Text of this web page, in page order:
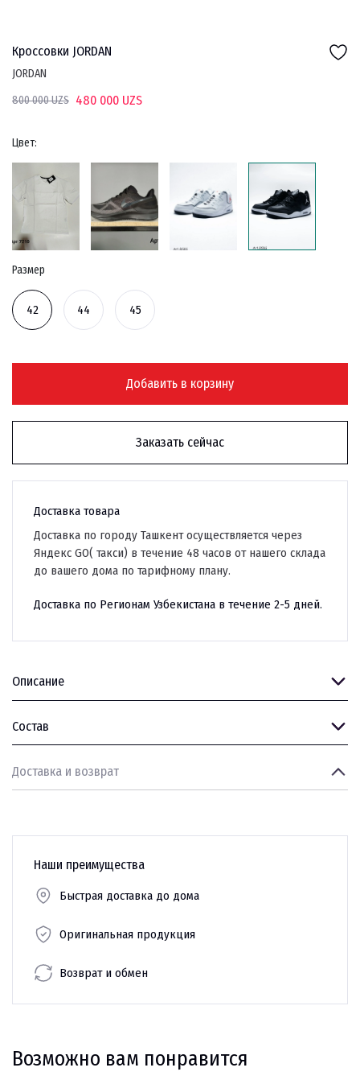
Кроссовки JORDAN
JORDAN
800 000 UZS 480 000 UZS
Цвет:
Размер
42 44 45
Добавить в корзину
Заказать сейчас
Доставка товара
Доставка по городу Ташкент осуществляется через
Яндекс GO( такси) в течение 48 часов от нашего склада
до вашего дома по тарифному плану.
Доставка по Регионам Узбекистана в течение 2-5 дней.
Описание
Состав
Доставка и возврат
Наши преимущества
Быстрая доставка до дома
Оригинальная продукция
Возврат и обмен
Возможно вам понравится